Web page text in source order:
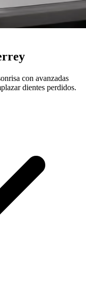
con avanzadas
dientes perdidos.